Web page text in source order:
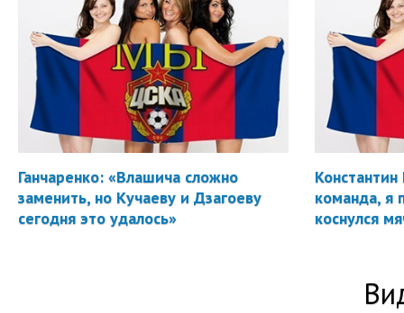
Ганчаренко: «Влашича сложно
заменить, но Кучаеву и Дзагоеву
сегодня это удалось»
Константин
команда, я
коснулся